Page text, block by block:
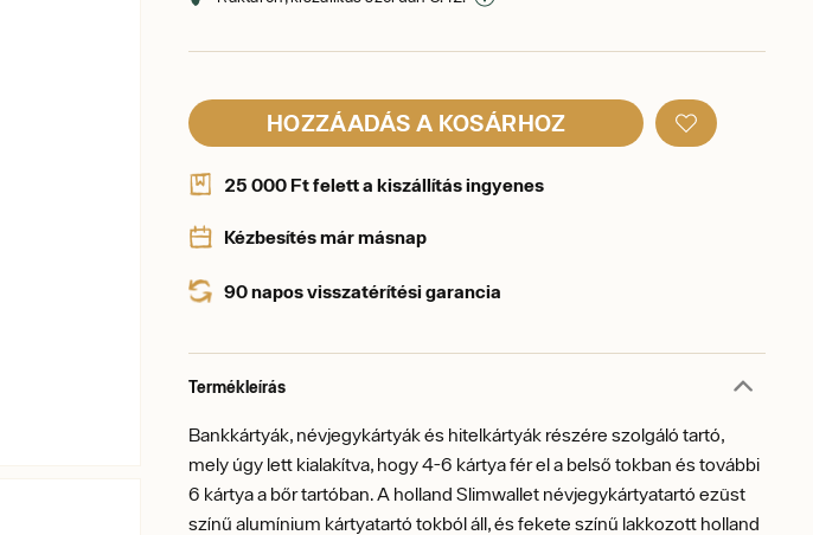
HOZZÁADÁS A KOSÁRHOZ
25 000 Ft felett a kiszállítás ingyenes
Kézbesítés már másnap
90 napos visszatérítési garancia
Termékleírás
Bankkártyák, névjegykártyák és hitelkártyák részére szolgáló tartó,
mely úgy lett kialakítva, hogy 4-6 kártya fér el a belső tokban és további
6 kártya a bőr tartóban. A holland Slimwallet névjegykártyatartó ezüst
színű alumínium kártyatartó tokból áll, és fekete színű lakkozott holland